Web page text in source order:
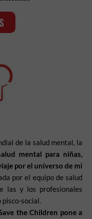
de la salud mental, la
mental para niñas,
por el universo de mi
por el equipo de salud
las y los profesionales
pisco-social.
the Children pone a